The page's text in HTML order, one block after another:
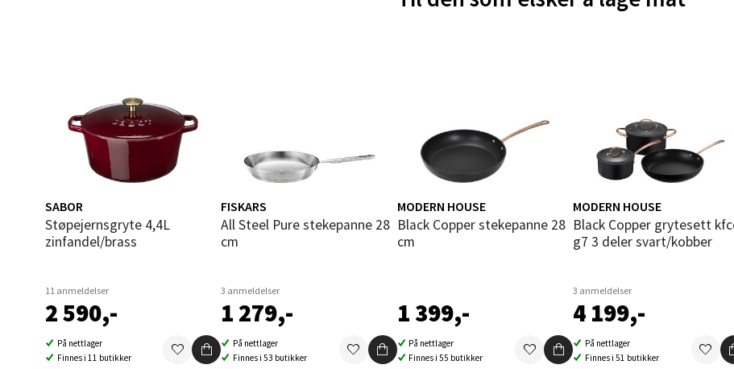
SABOR
Støpejernsgryte 4,4L
zinfandel/brass
11 anmeldelser
2 590,-
På nettlager
Finnes i 11 butikker
FISKARS
All Steel Pure stekepanne 28
cm
3 anmeldelser
1 279,-
På nettlager
Finnes i 53 butikker
MODERN HOUSE
Black Copper stekepanne 28
cm
1 399,-
På nettlager
Finnes i 55 butikker
MODERN HOUSE
Black Copper grytesett kfcc
g7 3 deler svart/kobber
3 anmeldelser
4 199,-
På nettlager
Finnes i 51 butikker
Steinkjer - Thon Senter Steinkjer
Sjøfartsgata 2, 7714 Steinkjer
Åpent i dag 10-20
Velg
Leirvik - Stord
Torgbakken 2, 5401 Stord